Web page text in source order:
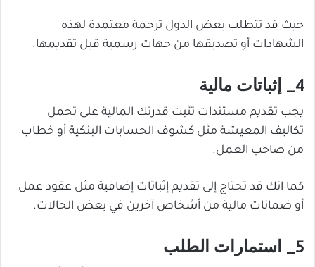
حيث قد تتطلب بعض الدول ترجمة معتمدة لهذه
الشهادات أو تصديقها من جهات رسمية قبل تقديمها.
4_ إثباتات مالية
يجب تقديم مستندات تثبت قدرتك المالية على تحمل
تكاليف المعيشة مثل كشوف الحسابات البنكية أو خطاب
من صاحب العمل.
كما انك قد تحتاج إلى تقديم إثباتات إضافية مثل عقود عمل
أو ضمانات مالية من أشخاص آخرين في بعض الحالات.
5_ استمارات الطلب